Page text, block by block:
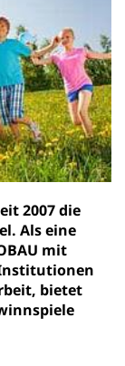
2007 die
Als eine
mit
bietet